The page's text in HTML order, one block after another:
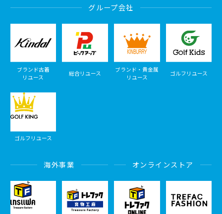
グループ会社
ブランド古着
リユース
総合リユース
ブランド・貴金属
リユース
ゴルフリユース
ゴルフリユース
海外事業 オンラインストア